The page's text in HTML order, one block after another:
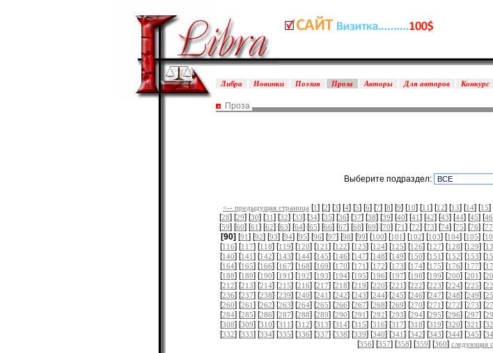
Либра Новинки Поэзия Проза Авторы Для авторов Конкурс
Проза
Выберите подраздел:
<-- предыдущая страница [1] [2] [3] [4] [5] [6] [7] [8] [9] [10] [11] [12] [13] [14] [15]
[28] [29] [30] [31] [32] [33] [34] [35] [36] [37] [38] [39] [40] [41] [42] [43] [44] [45] [46
[59] [60] [61] [62] [63] [64] [65] [66] [67] [68] [69] [70] [71] [72] [73] [74] [75] [76] [77
[90] [91] [92] [93] [94] [95] [96] [97] [98] [99] [100] [101] [102] [103] [104] [105] [
[116] [117] [118] [119] [120] [121] [122] [123] [124] [125] [126] [127] [128] [129] [
[140] [141] [142] [143] [144] [145] [146] [147] [148] [149] [150] [151] [152] [153] [
[164] [165] [166] [167] [168] [169] [170] [171] [172] [173] [174] [175] [176] [177] [
[188] [189] [190] [191] [192] [193] [194] [195] [196] [197] [198] [199] [200] [201] [
[212] [213] [214] [215] [216] [217] [218] [219] [220] [221] [222] [223] [224] [225] [
[236] [237] [238] [239] [240] [241] [242] [243] [244] [245] [246] [247] [248] [249] [
[260] [261] [262] [263] [264] [265] [266] [267] [268] [269] [270] [271] [272] [273] [
[284] [285] [286] [287] [288] [289] [290] [291] [292] [293] [294] [295] [296] [297] [
[308] [309] [310] [311] [312] [313] [314] [315] [316] [317] [318] [319] [320] [321] [
[332] [333] [334] [335] [336] [337] [338] [339] [340] [341] [342] [343] [344] [345] [
[356] [357] [358] [359] [360] следующая